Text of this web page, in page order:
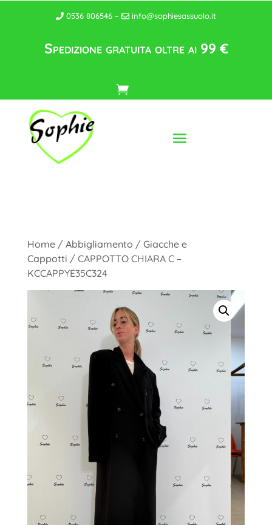
0536 806546 – info@sophiesassuolo.it
Spedizione gratuita oltre ai 99 €
Home/ Abbigliamento / Giacche e
Cappotti / CAPPOTTO CHIARA C –
KCCAPPYE35C324